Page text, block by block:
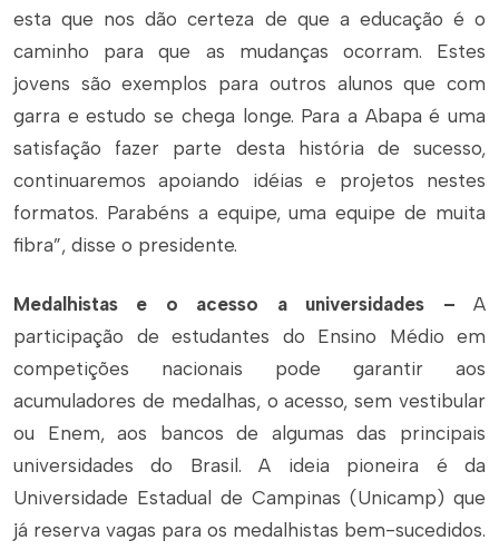
esta que nos dão certeza de que a educação é o
caminho para que as mudanças ocorram. Estes
jovens são exemplos para outros alunos que com
garra e estudo se chega longe. Para a Abapa é uma
satisfação fazer parte desta história de sucesso,
continuaremos apoiando idéias e projetos nestes
formatos. Parabéns a equipe, uma equipe de muita
fibra”, disse o presidente.
Medalhistas e o acesso a universidades – A
participação de estudantes do Ensino Médio em
competições nacionais pode garantir aos
acumuladores de medalhas, o acesso, sem vestibular
ou Enem, aos bancos de algumas das principais
universidades do Brasil. A ideia pioneira é da
Universidade Estadual de Campinas (Unicamp) que
já reserva vagas para os medalhistas bem-sucedidos.